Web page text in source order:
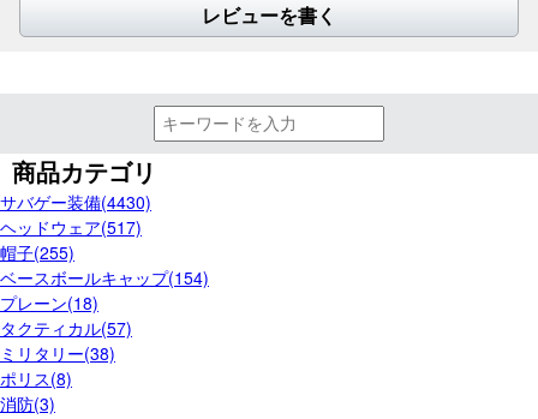
レビューを書く
商品カテゴリ
サバゲー装備(4430)
ヘッドウェア(517)
帽子(255)
ベースボールキャップ(154)
プレーン(18)
タクティカル(57)
ミリタリー(38)
ポリス(8)
消防(3)